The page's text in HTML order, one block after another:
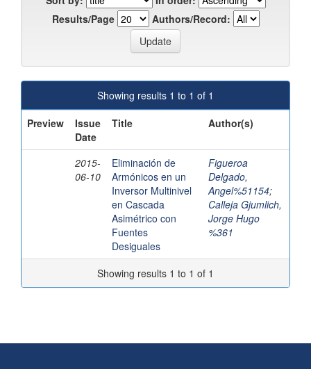
Results/Page
Authors/Record:
Showing results 1 to 1 of 1
Preview
Issue
Date
Title Author(s)
2015-
06-10
Eliminación de
Armónicos en un
Inversor Multinivel
en Cascada
Asimétrico con
Fuentes
Desiguales
Figueroa
Delgado,
Angel%51154;
Calleja Gjumlich,
Jorge Hugo
%361
Showing results 1 to 1 of 1